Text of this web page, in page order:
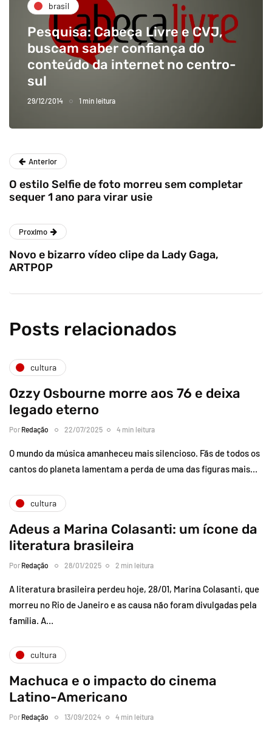
brasil
Pesquisa: Cabeça Livre e CVJ,
buscam saber confiança do
conteúdo da internet no centro-
sul
29/12/2014 1 min leitura
Anterior
O estilo Selfie de foto morreu sem completar
sequer 1 ano para virar usie
Proximo
Novo e bizarro vídeo clipe da Lady Gaga,
ARTPOP
Posts relacionados
cultura
Ozzy Osbourne morre aos 76 e deixa
legado eterno
Por Redação 22/07/2025 4 min leitura
O mundo da música amanheceu mais silencioso. Fãs de todos os
cantos do planeta lamentam a perda de uma das figuras mais…
cultura
Adeus a Marina Colasanti: um ícone da
literatura brasileira
Por Redação 28/01/2025 2 min leitura
A literatura brasileira perdeu hoje, 28/01, Marina Colasanti, que
morreu no Rio de Janeiro e as causa não foram divulgadas pela
família. A…
cultura
Machuca e o impacto do cinema
Latino-Americano
Por Redação 13/09/2024 4 min leitura